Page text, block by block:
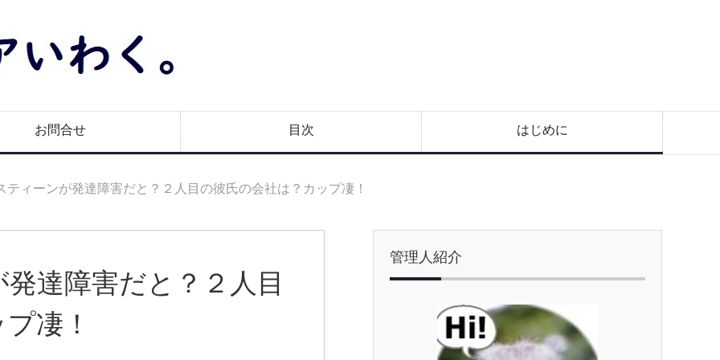
お問合せ 目次 はじめに
ティーンが発達障害だと？２人目の彼氏の会社は？カップ凄！
達障害だと？２人目
凄！
管理人紹介